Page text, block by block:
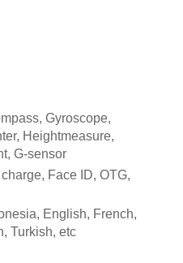
Gyroscope,
Heightmeasure,
G-sensor
Face ID, OTG,
English, French,
Turkish, etc